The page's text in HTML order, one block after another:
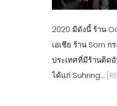
2020 มีดังนี้ ร้าน
เอเชีย ร้าน Sorn
ประเทศที่มีร้านติด
ได้แก่ Suhring…